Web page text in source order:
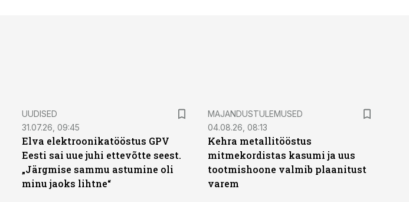
UUDISED
31.07.26, 09:45
Elva elektroonikatööstus GPV
Eesti sai uue juhi ettevõtte seest.
„Järgmise sammu astumine oli
minu jaoks lihtne“
MAJANDUSTULEMUSED
04.08.26, 08:13
Kehra metallitööstus
mitmekordistas kasumi ja uus
tootmishoone valmib plaanitust
varem